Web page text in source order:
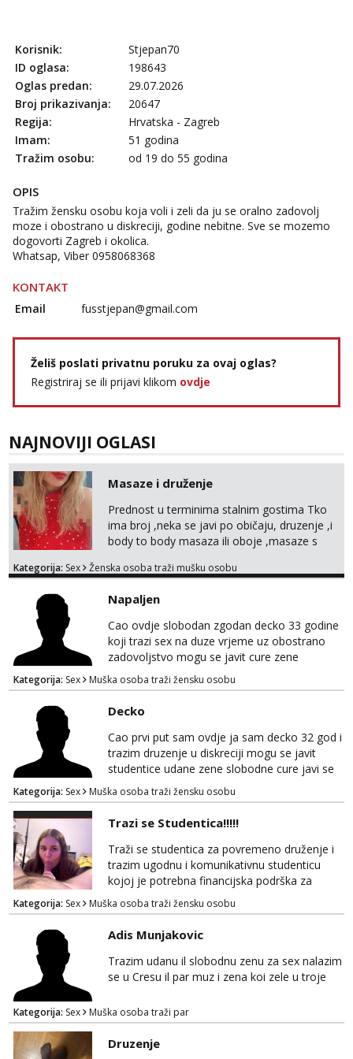
064/677-677- Kod: #108
tel:0,93€ - mob:1,12€ min
Zara
Čekam tvoj poziv!
064/677-677
- Kod: #123
tel:0,93€ - mob:1,12€ min
Tel:064/677-677- Kod: #142
tel:0,93€ - mob:1,12€ min
Korisnik:
Stjepan70
ID oglasa:
198643
Oglas predan:
29.07.2026
Broj prikazivanja:
20647
Regija:
Hrvatska - Zagreb
Imam:
51 godina
Tražim osobu:
od 19 do 55 godina
OPIS
Tražim žensku osobu koja voli i zeli da ju se oralno zadovolj
moze i obostrano u diskreciji, godine nebitne. Sve se mozemo
dogovorti Zagreb i okolica.
Whatsap, Viber 0958068368
KONTAKT
Email fusstjepan@gmail.com
Želiš poslati privatnu poruku za ovaj oglas?
Registriraj se ili prijavi klikom ovdje
NAJNOVIJI OGLASI
Masaze i druženje
Prednost u terminima stalnim gostima Tko
ima broj ,neka se javi po običaju, druzenje ,i
body to body masaza ili oboje ,masaze s
happy endom..ostali..imate moj mail za info
na WhatsApp 0958296578 (neki od vas salju
poruke u 2 ujutro ili kasnije🤦🏼‍♀️ali nećete
dobiti odgovor u to vrime vec 9 do 21)
odnosno ...
Kategorija: Sex Ženska osoba traži mušku osobu
Napaljen
Cao ovdje slobodan zgodan decko 33 godine
koji trazi sex na duze vrjeme uz obostrano
zadovoljstvo mogu se javit cure zene
studentice moze i udate sve u diskreciji moze
i parovi gdje ostajem sa zenom nasamo
pozeljno da imate auto za dogovor pisite na
broj whacap 098819637 pusa
Kategorija: Sex Muška osoba traži žensku osobu
Decko
Cao prvi put sam ovdje ja sam decko 32 god i
trazim druzenje u diskreciji mogu se javit
studentice udane zene slobodne cure javi se
pa cemo sve ljepo dogovorit necete pogrjesit
pusa 098819637
Kategorija: Sex Muška osoba traži žensku osobu
Trazi se Studentica!!!!!
Traži se studentica za povremeno druženje i
trazim ugodnu i komunikativnu studenticu
kojoj je potrebna financijska podrška za
povremeno druženje Fleksibilno vrijeme i
odličan honorar po dogovoru. Ako si
zainteresirana i želiš saznati više detalja, javi
se telegram +385 99 850 1488 Diskrecija
zajamčena.
Kategorija: Sex Muška osoba traži žensku osobu
Adis Munjakovic
Trazim udanu il slobodnu zenu za sex nalazim
se u Cresu il par muz i zena koi zele u troje
Kategorija: Sex Muška osoba traži par
Druzenje